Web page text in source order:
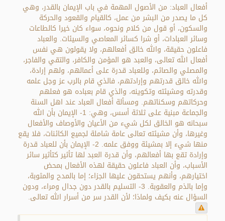
أفعال العباد: من الأصول المهمة في باب الإيمان بالقدر، وهي
كل ما يصدر من البشر من عمل، كالقيام والقعود والحركة
والسكون، أو قول من كلام ونحوه، سواء كان خيرا كالطاعات
وسائر العبادات، أو شرا كسائر المعاصي والسيئات. والعباد
فاعلون حقيقة، والله خالق أفعالهم، ولا يقولون هي نفس
أفعال الله تعالى، والعبد هو المؤمن والكافر، والتقي والفاجر،
والمصلي والصائم، وللعباد قدرة على أعمالهم، ولهم إرادة،
والله خالق قدرتهم وإرادتهم، فالذي قام بالرب عز وجل علمه
وقدرته ومشيئته وتكوينه، والذي قام بعباده هو فعلهم
وحركاتهم وسكناتهم. ومسألة أفعال العباد عند اهل السنة
والجماعة مبنية على ثلاثة أسس، وهي: 1- الإيمان بأن الله
سبحانه هو الخالق لكل شيء من الأعيان والأوصاف والأفعال
وغيرها، وأن مشيئته تعالى عامة شاملة لجميع الكائنات، فلا يقع
منها شيء إلا بمشيئة ووفق علمه. 2- الإيمان بأن للعباد قدرة
وإرادة تقع بها أفعالهم، وأن قدرة العبد لها تأثير كتأثير سائر
الأسباب، وأن العباد فاعلون حقيقة لهذه الأفعال بمحض
اختيارهم، وأنهم يستحقون عليها الجزاء؛ إما بالمدح والمثوبة،
وإما بالذم والعقوبة. 3- التسليم بالقدر دون جدال ومراء، ودون
السؤال عنه بكيف ولماذا؛ لأن القدر سر من أسرار الله تعالى.